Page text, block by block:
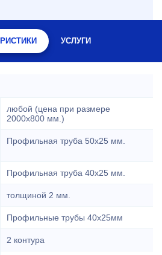
УСЛУГИ
любой (цена при размере
2000x800 мм.)
Профильная труба 50х25 мм.
Профильная труба 40х25 мм.
толщиной 2 мм.
Профильные трубы 40х25мм
2 контура